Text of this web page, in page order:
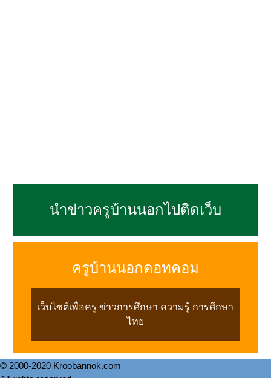
นำข่าวครูบ้านนอกไปติดเว็บ
ครูบ้านนอกดอทคอม
เว็บไซต์เพื่อครู ข่าวการศึกษา ความรู้ การศึกษา
ไทย
© 2000-2020 Kroobannok.com